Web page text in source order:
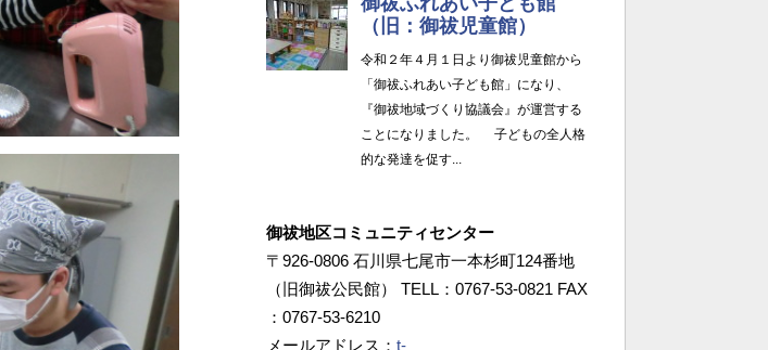
御祓地区コミュニティセンター
〒926-0806 石川県七尾市一本杉町124番地
（旧御祓公民館） TELL：0767-53-0821 FAX
：0767-53-6210
メールアドレス： t-